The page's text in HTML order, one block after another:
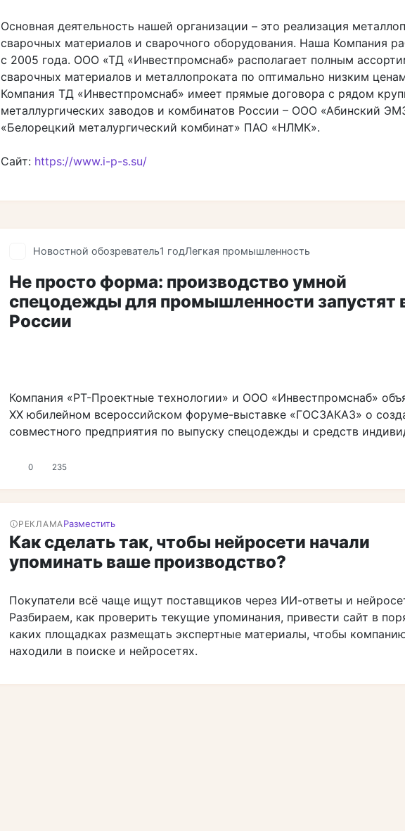
Основная деятельность нашей организации – это реализация
сварочных материалов и сварочного оборудования. Наша Компания
с 2005 года. ООО «ТД «Инвестпромснаб» располагает полным
сварочных материалов и металлопроката по оптимально низким
Компания ТД «Инвестпромснаб» имеет прямые договора с рядом
металлургических заводов и комбинатов России – ООО «Абинский
«Белорецкий металургический комбинат» ПАО «НЛМК».
Сайт: https://www.i-p-s.su/
Новостной обозреватель1 годЛегкая промышленность
Не просто форма: производство умной
спецодежды для промышленности запустят
России
Компания «РТ-Проектные технологии» и ООО «Инвестпромснаб»
XX юбилейном всероссийском форуме-выставке «ГОСЗАКАЗ» о
совместного предприятия по выпуску спецодежды и средств
0 235
РЕКЛАМАРазместить
Как сделать так, чтобы нейросети начали
упоминать ваше производство?
Покупатели всё чаще ищут поставщиков через ИИ-ответы и
Разбираем, как проверить текущие упоминания, привести сайт в
каких площадках размещать экспертные материалы, чтобы
находили в поиске и нейросетях.